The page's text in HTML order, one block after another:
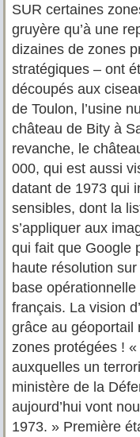
SUR certaines
gruyère qu’à une
dizaines de zones
stratégiques – ont
découpés aux
de Toulon, l’usine
château de Bity à
revanche, le
000, qui est aussi
datant de 1973 qui
sensibles, dont la
s’appliquer aux
qui fait que Google
haute résolution
base
français. La vision
grâce au géoportail
zones protégées !
auxquelles un
ministère de la
aujourd’hui vont
1973. » Première